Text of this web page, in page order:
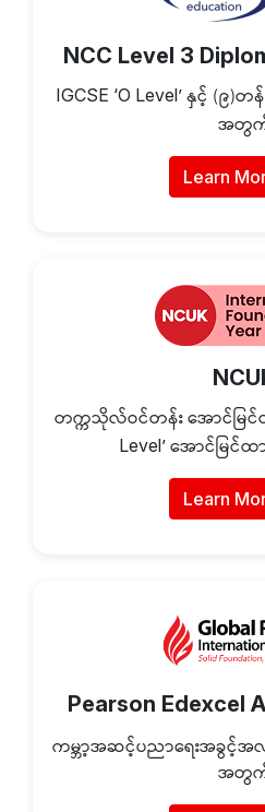
NCC Level 3
IGCSE ‘O Level’ နှင့် (၉)တန်
အတွ
Learn
တက္ကသိုလ်ဝင်တန်း အောင်မြင်ထ
Level’ အောင်မြင်ထ
Learn
Pearson Edexcel
ကမ္ဘာ့အဆင့်ပညာရေးအခွင့်အ
အတွ